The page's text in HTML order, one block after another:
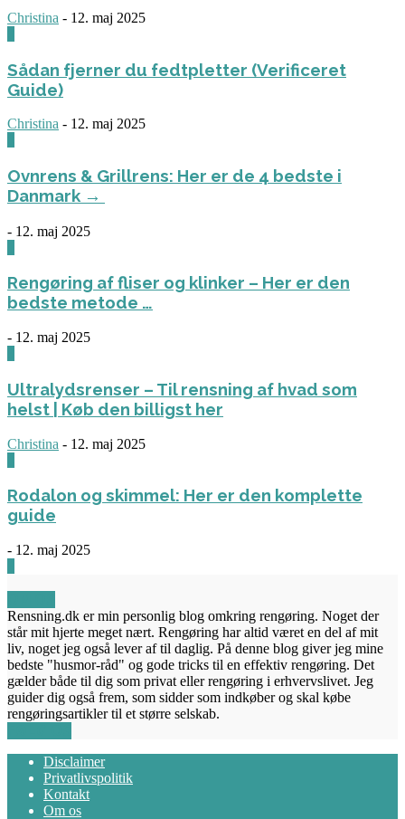
Christina - 12. maj 2025
Sådan fjerner du fedtpletter (Verificeret
Guide)
Christina - 12. maj 2025
Ovnrens & Grillrens: Her er de 4 bedste i
Danmark →
- 12. maj 2025
Rengøring af fliser og klinker – Her er den
bedste metode …
- 12. maj 2025
Ultralydsrenser – Til rensning af hvad som
helst | Køb den billigst her
Christina - 12. maj 2025
Rodalon og skimmel: Her er den komplette
guide
- 12. maj 2025
Rensning.dk er min personlig blog omkring rengøring. Noget der
står mit hjerte meget nært. Rengøring har altid været en del af mit
liv, noget jeg også lever af til daglig. På denne blog giver jeg mine
bedste "husmor-råd" og gode tricks til en effektiv rengøring. Det
gælder både til dig som privat eller rengøring i erhvervslivet. Jeg
guider dig også frem, som sidder som indkøber og skal købe
rengøringsartikler til et større selskab.
Disclaimer
Privatlivspolitik
Kontakt
Om os